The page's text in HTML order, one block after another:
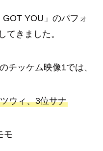
YOU」のパフォ
てきました。
チッケム映像1では、
ウィ、3位サナ
モ